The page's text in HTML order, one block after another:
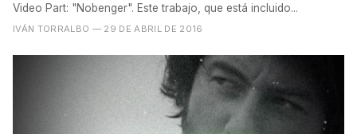
Video Part: "Nobenger". Este trabajo, que está incluido...
IVÁN TORRALBO — 29 DE ABRIL DE 2016